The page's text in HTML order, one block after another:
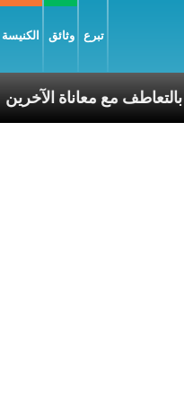
وثائق تبرع
السلام يبدأ بالتعاطف مع